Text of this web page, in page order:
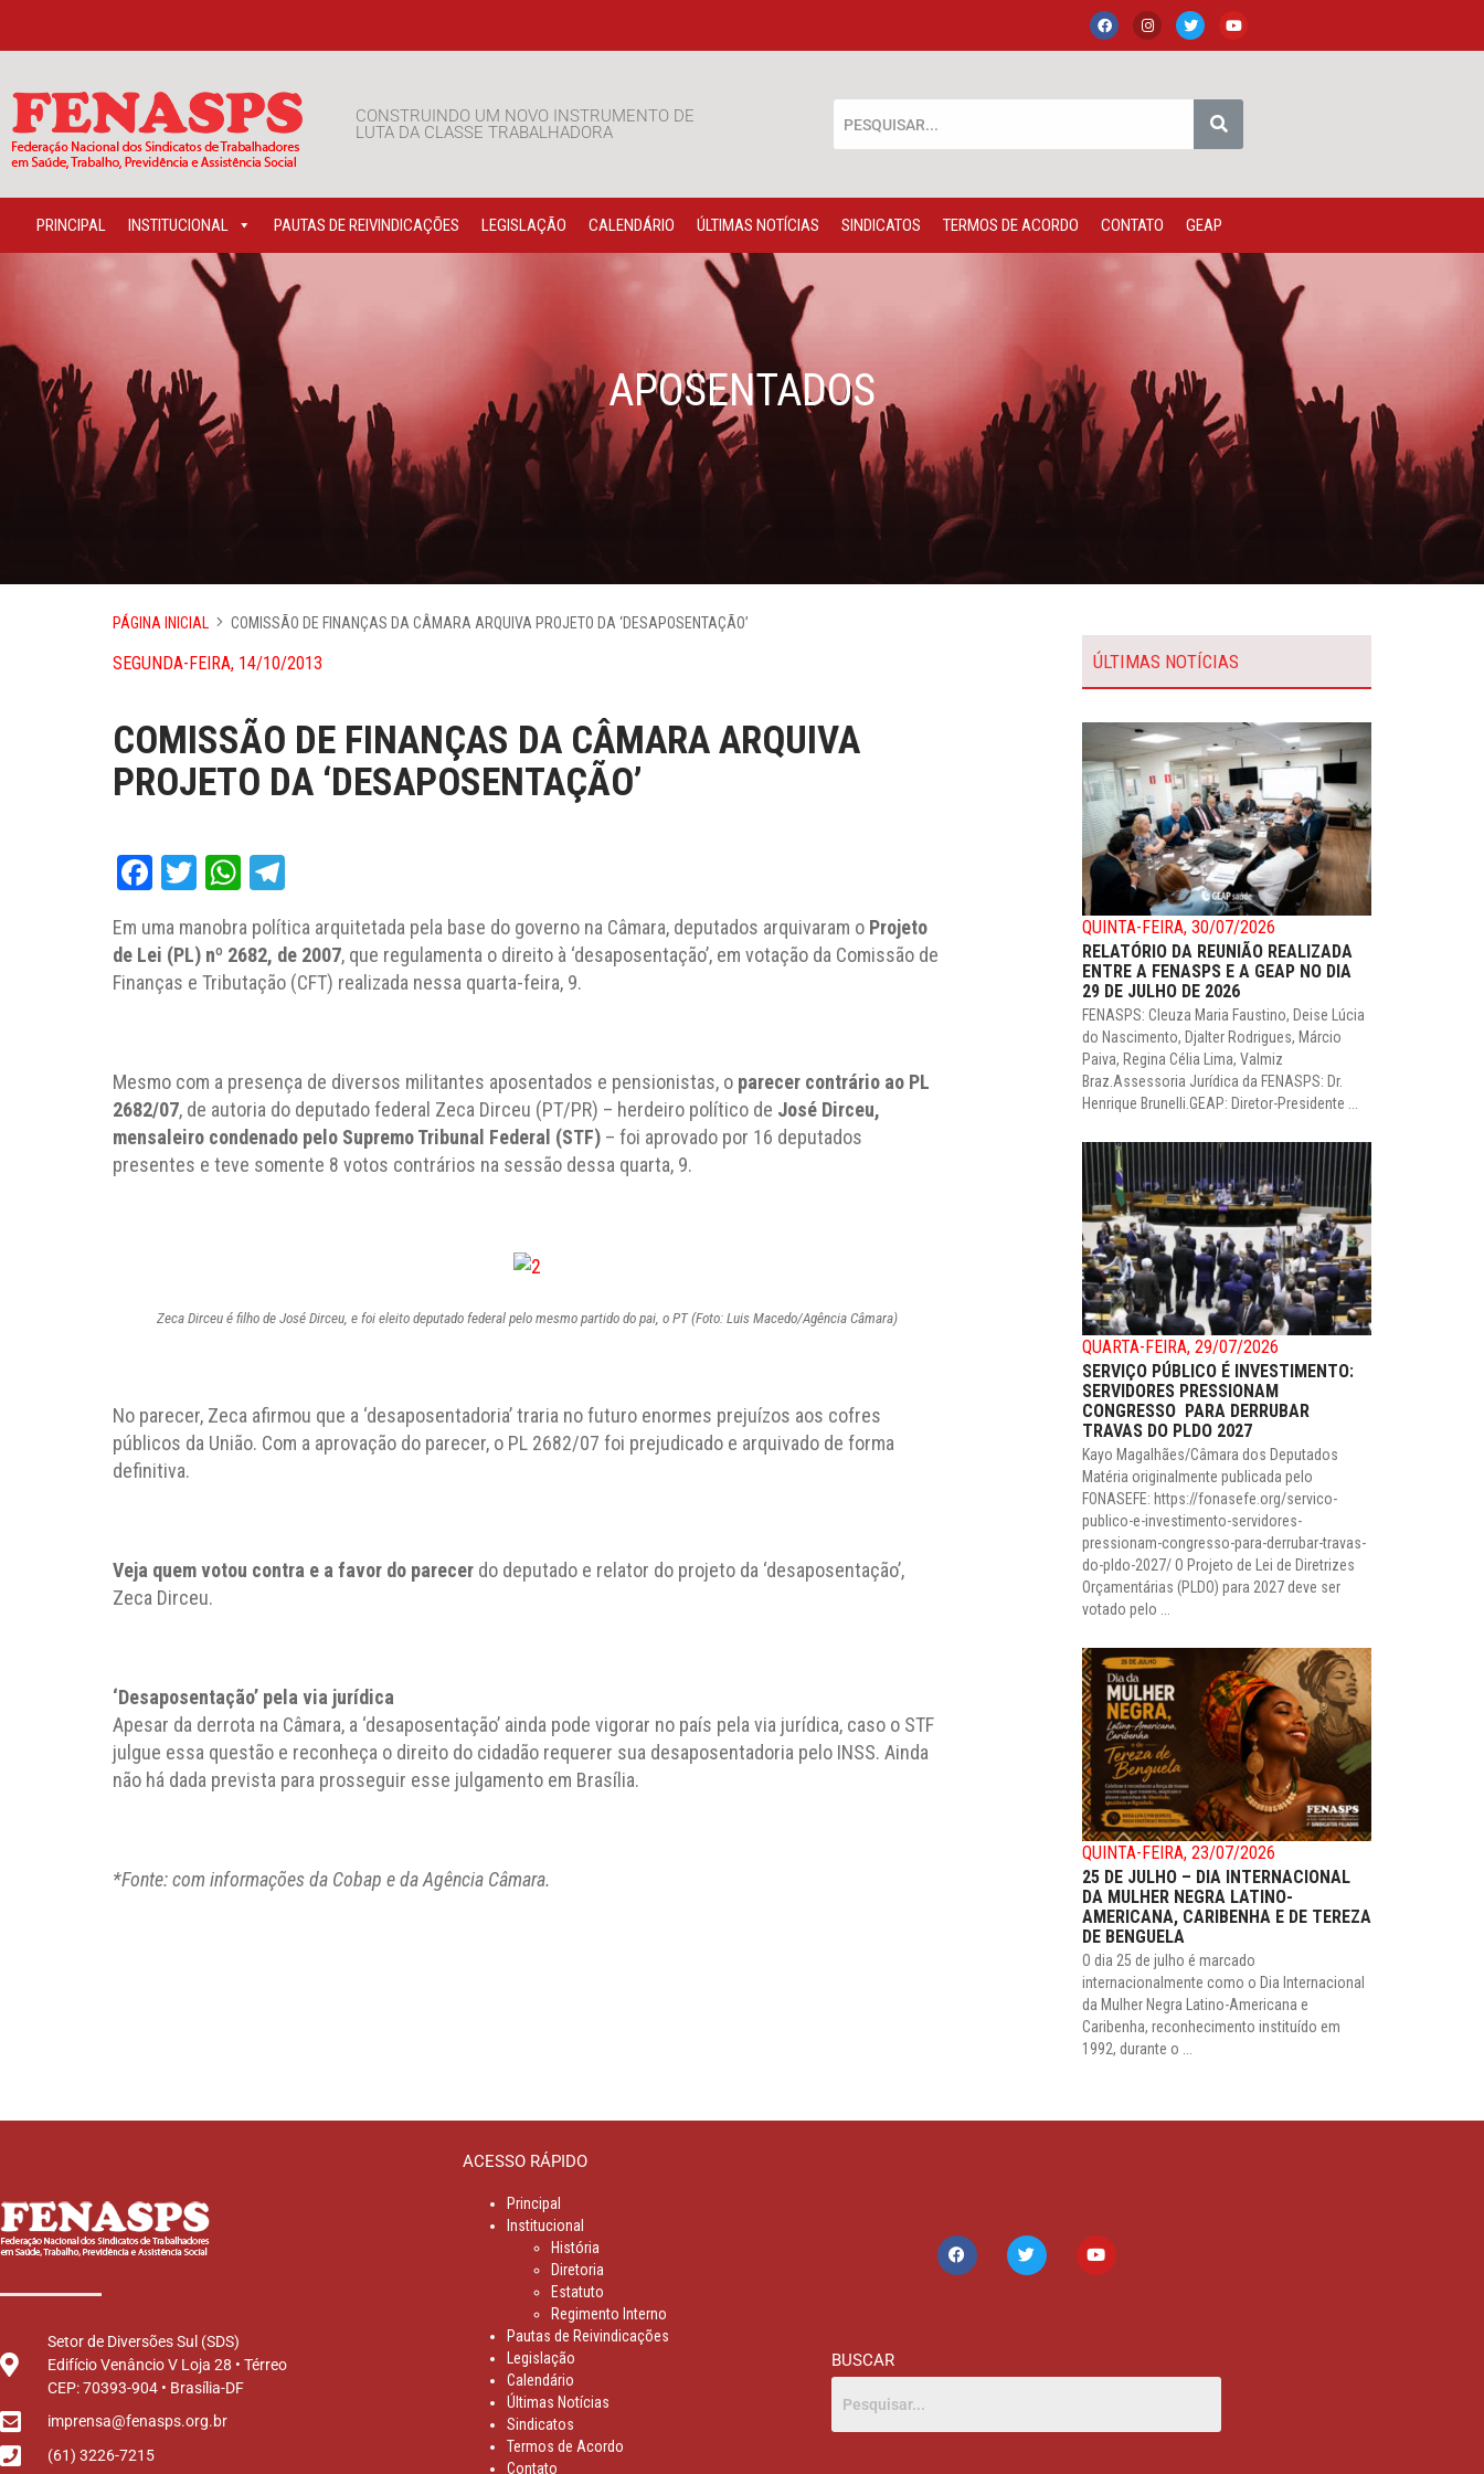
CONSTRUINDO UM NOVO INSTRUMENTO DE
LUTA DA CLASSE TRABALHADORA
PRINCIPAL INSTITUCIONAL PAUTAS DE REIVINDICAÇÕES LEGISLAÇÃO CALENDÁRIO ÚLTIMAS NOTÍCIAS SINDICATOS TERMOS DE ACORDO CONTATO GEAP
APOSENTADOS
PÁGINA INICIAL COMISSÃO DE FINANÇAS DA CÂMARA ARQUIVA PROJETO DA ‘DESAPOSENTAÇÃO’
SEGUNDA-FEIRA, 14/10/2013
COMISSÃO DE FINANÇAS DA CÂMARA ARQUIVA
PROJETO DA ‘DESAPOSENTAÇÃO’
Facebook
TwitterWhatsApp
Em uma manobra política arquitetada pela base do governo na Câmara, deputados arquivaram o Projeto
de Lei (PL) nº 2682, de 2007, que regulamenta o direito à ‘desaposentação’, em votação da Comissão de
Finanças e Tributação (CFT) realizada nessa quarta-feira, 9.
Mesmo com a presença de diversos militantes aposentados e pensionistas, o parecer contrário ao PL
2682/07, de autoria do deputado federal Zeca Dirceu (PT/PR) – herdeiro político de José Dirceu,
mensaleiro condenado pelo Supremo Tribunal Federal (STF) – foi aprovado por 16 deputados
presentes e teve somente 8 votos contrários na sessão dessa quarta, 9.
Zeca Dirceu é filho de José Dirceu, e foi eleito deputado federal pelo mesmo partido do pai, o PT (Foto: Luis Macedo/Agência Câmara)
No parecer, Zeca afirmou que a ‘desaposentadoria’ traria no futuro enormes prejuízos aos cofres
públicos da União. Com a aprovação do parecer, o PL 2682/07 foi prejudicado e arquivado de forma
definitiva.
Veja quem votou contra e a favor do parecer do deputado e relator do projeto da ‘desaposentação’,
Zeca Dirceu.
‘Desaposentação’ pela via jurídica
Apesar da derrota na Câmara, a ‘desaposentação’ ainda pode vigorar no país pela via jurídica, caso o STF
julgue essa questão e reconheça o direito do cidadão requerer sua desaposentadoria pelo INSS. Ainda
não há dada prevista para prosseguir esse julgamento em Brasília.
*Fonte: com informações da Cobap e da Agência Câmara.
ÚLTIMAS NOTÍCIAS
QUINTA-FEIRA, 30/07/2026
RELATÓRIO DA REUNIÃO REALIZADA
ENTRE A FENASPS E A GEAP NO DIA
29 DE JULHO DE 2026
FENASPS: Cleuza Maria Faustino, Deise Lúcia
do Nascimento, Djalter Rodrigues, Márcio
Paiva, Regina Célia Lima, Valmiz
Braz.Assessoria Jurídica da FENASPS: Dr.
Henrique Brunelli.GEAP: Diretor-Presidente ...
QUARTA-FEIRA, 29/07/2026
SERVIÇO PÚBLICO É INVESTIMENTO:
SERVIDORES PRESSIONAM
CONGRESSO PARA DERRUBAR
TRAVAS DO PLDO 2027
Kayo Magalhães/Câmara dos Deputados
Matéria originalmente publicada pelo
FONASEFE: https://fonasefe.org/servico-
publico-e-investimento-servidores-
pressionam-congresso-para-derrubar-travas-
do-pldo-2027/ O Projeto de Lei de Diretrizes
Orçamentárias (PLDO) para 2027 deve ser
votado pelo ...
QUINTA-FEIRA, 23/07/2026
25 DE JULHO – DIA INTERNACIONAL
DA MULHER NEGRA LATINO-
AMERICANA, CARIBENHA E DE TEREZA
DE BENGUELA
O dia 25 de julho é marcado
internacionalmente como o Dia Internacional
da Mulher Negra Latino-Americana e
Caribenha, reconhecimento instituído em
1992, durante o ...
Setor de Diversões Sul (SDS)
Edifício Venâncio V Loja 28 • Térreo
CEP: 70393-904 • Brasília-DF
imprensa@fenasps.org.br
(61) 3226-7215
ACESSO RÁPIDO
Principal
Institucional
História
Diretoria
Estatuto
Regimento Interno
Pautas de Reivindicações
Legislação
Calendário
Últimas Notícias
Sindicatos
Termos de Acordo
Contato
BUSCAR